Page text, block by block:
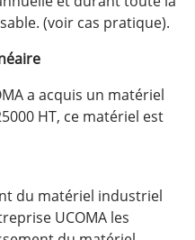
(voir cas pratique).
a acquis un matériel
HT, ce matériel est
du matériel industriel
UCOMA les